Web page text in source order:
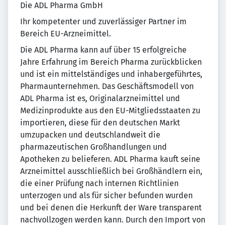
Die ADL Pharma GmbH
Ihr kompetenter und zuverlässiger Partner im
Bereich EU-Arzneimittel.
Die ADL Pharma kann auf über 15 erfolgreiche
Jahre Erfahrung im Bereich Pharma zurückblicken
und ist ein mittelständiges und inhabergeführtes,
Pharmaunternehmen. Das Geschäftsmodell von
ADL Pharma ist es, Originalarzneimittel und
Medizinprodukte aus den EU-Mitgliedsstaaten zu
importieren, diese für den deutschen Markt
umzupacken und deutschlandweit die
pharmazeutischen Großhandlungen und
Apotheken zu belieferen. ADL Pharma kauft seine
Arzneimittel ausschließlich bei Großhändlern ein,
die einer Prüfung nach internen Richtlinien
unterzogen und als für sicher befunden wurden
und bei denen die Herkunft der Ware transparent
nachvollzogen werden kann. Durch den Import von